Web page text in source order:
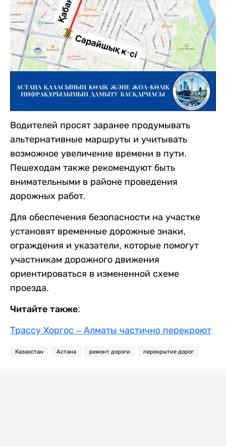
Водителей просят заранее продумывать
альтернативные маршруты и учитывать
возможное увеличение времени в пути.
Пешеходам также рекомендуют быть
внимательными в районе проведения
дорожных работ.
Для обеспечения безопасности на участке
установят временные дорожные знаки,
ограждения и указатели, которые помогут
участникам дорожного движения
ориентироваться в измененной схеме
проезда.
Читайте также:
Трассу Хоргос – Алматы частично перекроют
Казахстан Астана ремонт дороги перекрытие дорог